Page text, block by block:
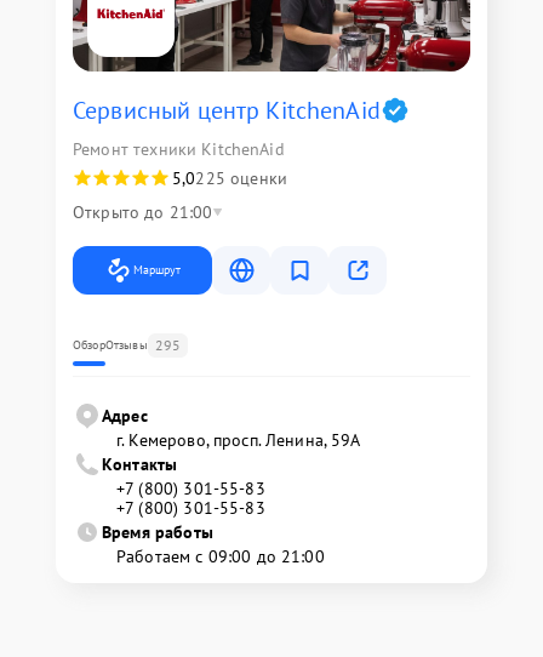
Сервисный центр KitchenAid
Ремонт техники KitchenAid
5,0225 оценки
Открыто до 21:00
Маршрут
ОбзорОтзывы 295
Адрес
г. Кемерово, просп. Ленина, 59А
Контакты
+7 (800) 301-55-83
+7 (800) 301-55-83
Время работы
Работаем с 09:00 до 21:00